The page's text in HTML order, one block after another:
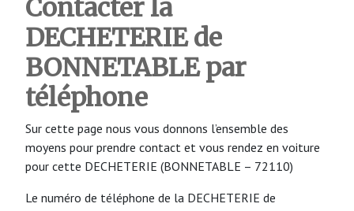
Contacter la
DECHETERIE de
BONNETABLE par
téléphone
Sur cette page nous vous donnons l’ensemble des
moyens pour prendre contact et vous rendez en voiture
pour cette DECHETERIE (BONNETABLE – 72110)
Le numéro de téléphone de la DECHETERIE de